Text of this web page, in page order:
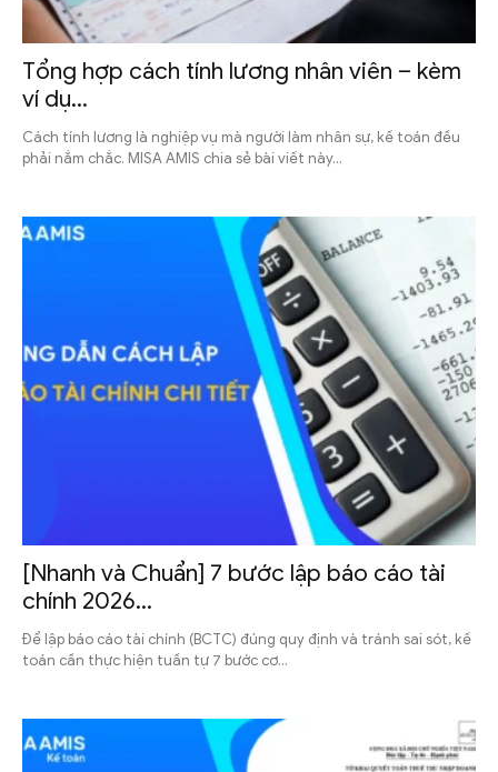
Tổng hợp cách tính lương nhân viên – kèm
ví dụ...
Cách tính lương là nghiệp vụ mà người làm nhân sự, kế toán đều
phải nắm chắc. MISA AMIS chia sẻ bài viết này...
[Nhanh và Chuẩn] 7 bước lập báo cáo tài
chính 2026...
Để lập báo cáo tài chính (BCTC) đúng quy định và tránh sai sót, kế
toán cần thực hiện tuần tự 7 bước cơ...